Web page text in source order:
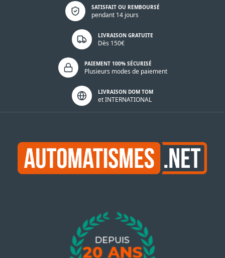
SATISFAIT OU REMBOURSÉ
pendant 14 jours
Politique de confidentialité
LIVRAISON GRATUITE
Dès 150€
PAIEMENT 100% SÉCURISÉ
Plusieurs modes de paiement
LIVRAISON DOM TOM
et INTERNATIONAL